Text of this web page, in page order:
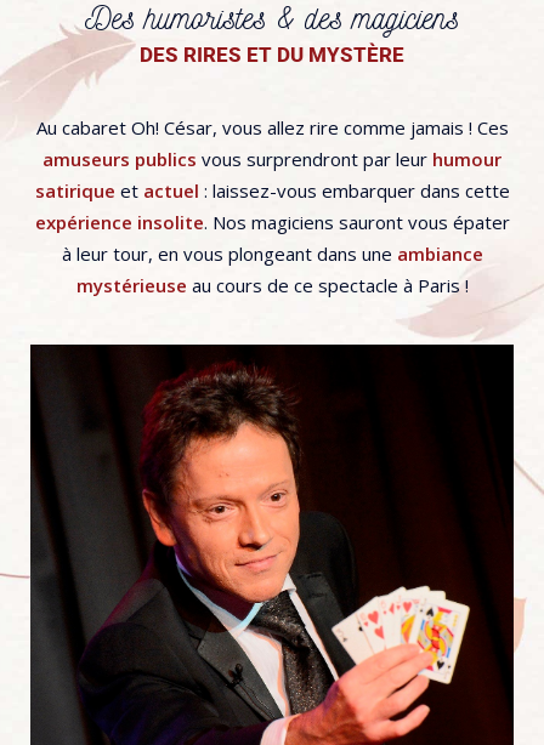
Des humoristes & des magiciens
DES RIRES ET DU MYSTÈRE
Au cabaret Oh! César, vous allez rire comme jamais ! Ces
amuseurs publics vous surprendront par leur humour
satirique et actuel : laissez-vous embarquer dans cette
expérience insolite. Nos magiciens sauront vous épater
à leur tour, en vous plongeant dans une ambiance
mystérieuse au cours de ce spectacle à Paris !
Utiliser mon art comme un moyen d’expression
Magiciens, Humoristes,Mentalistes